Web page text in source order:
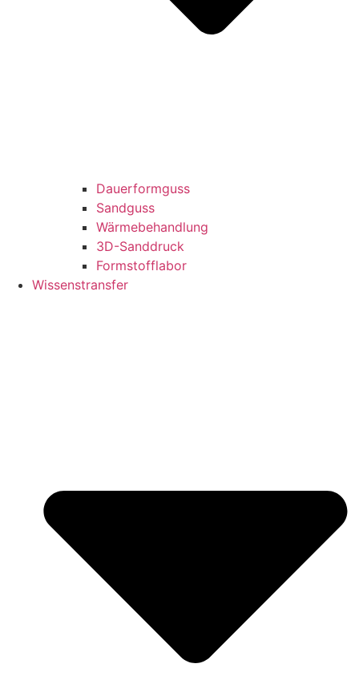
Dauerformguss
Sandguss
Wärmebehandlung
3D-Sanddruck
Formstofflabor
Wissenstransfer